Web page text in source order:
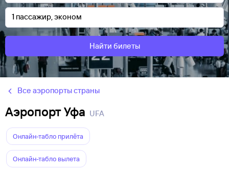
Найти билеты
Все аэропорты страны
Аэропорт Уфа UFA
Онлайн-табло прилëта
Онлайн-табло вылета